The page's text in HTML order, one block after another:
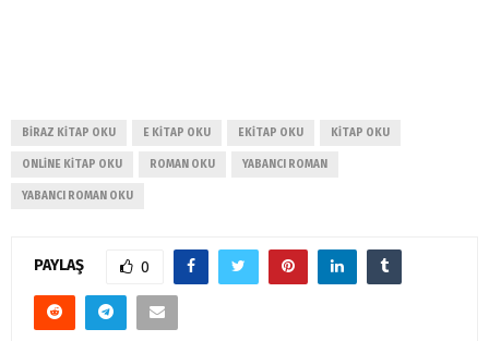
BIRAZ KITAP OKU E KITAP OKU EKITAP OKU KITAP OKU
ONLINE KITAP OKU ROMAN OKU YABANCI ROMAN
YABANCI ROMAN OKU
PAYLAŞ 0